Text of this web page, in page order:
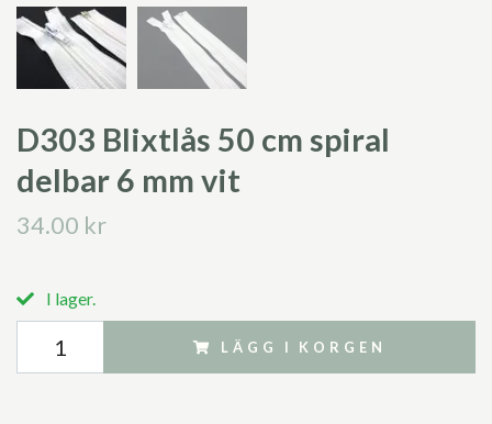
D303 Blixtlås 50 cm spiral
delbar 6 mm vit
34.00 kr
I lager.
LÄGG I KORGEN